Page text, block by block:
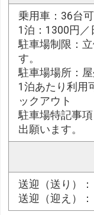
乗用車：36台可
1泊：1300円／
駐車場制限：
す。
駐車場場所：
1泊あたり利用
ックアウト
駐車場特記事
出願います。
送迎（送り）
送迎（迎え）